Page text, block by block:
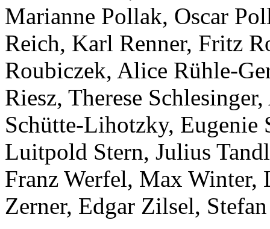
Marianne Pollak, Oscar
Reich, Karl Renner, Fritz
Roubiczek, Alice Rühle-
Riesz, Therese
Schütte-Lihotzky, Eugenie
Luitpold Stern, Julius
Franz Werfel, Max
Zerner, Edgar Zilsel,